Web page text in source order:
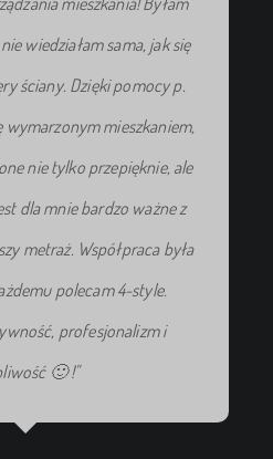
wiedziałam sama, jak się
ściany. Dzięki pomocy p.
wymarzonym mieszkaniem,
nie tylko przepięknie, ale
dla mnie bardzo ważne z
metraż. Współpraca była
polecam 4-style.
profesjonalizm i
🙂 !"